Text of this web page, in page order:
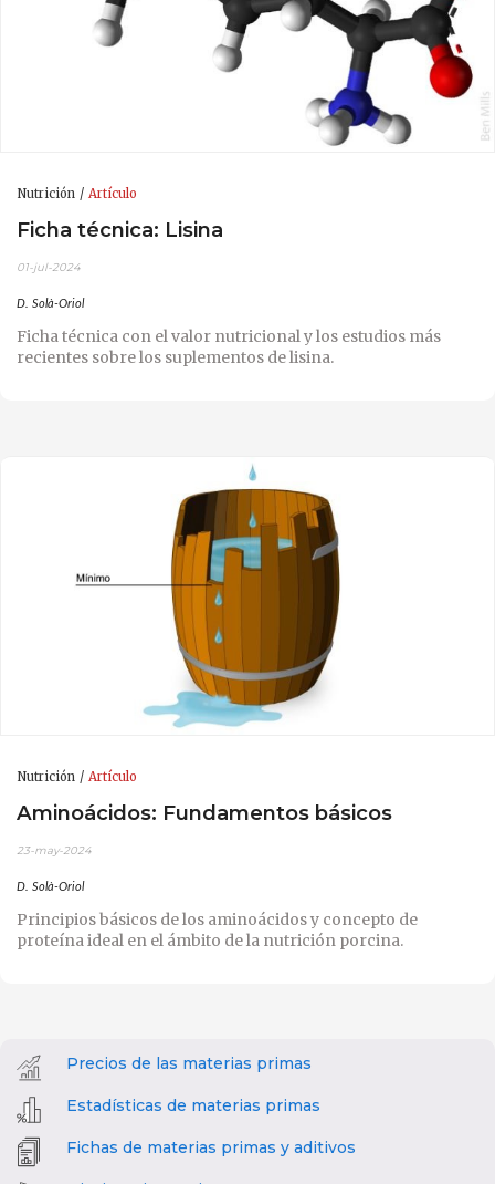
Nutrición Artículo
Ficha técnica: Lisina
01-jul-2024
D. Solà-Oriol
Ficha técnica con el valor nutricional y los estudios más
recientes sobre los suplementos de lisina.
Nutrición Artículo
Aminoácidos: Fundamentos básicos
23-may-2024
D. Solà-Oriol
Principios básicos de los aminoácidos y concepto de
proteína ideal en el ámbito de la nutrición porcina.
Precios de las materias primas
Estadísticas de materias primas
Fichas de materias primas y aditivos